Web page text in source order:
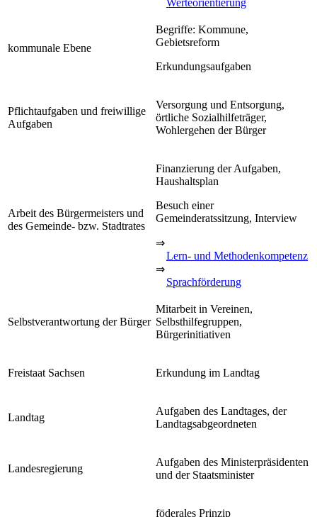
kommunale Ebene
Begriffe: Kommune,
Gebietsreform
Erkundungsaufgaben
Pflichtaufgaben und freiwillige
Aufgaben
Versorgung und Entsorgung,
örtliche Sozialhilfeträger,
Wohlergehen der Bürger
Arbeit des Bürgermeisters und
des Gemeinde- bzw. Stadtrates
Finanzierung der Aufgaben,
Haushaltsplan
Besuch einer
Gemeinderatssitzung, Interview
⇒
Lern- und Methodenkompetenz
⇒
Sprachförderung
Selbstverantwortung der Bürger
Mitarbeit in Vereinen,
Selbsthilfegruppen,
Bürgerinitiativen
Freistaat Sachsen Erkundung im Landtag
Landtag
Aufgaben des Landtages, der
Landtagsabgeordneten
Landesregierung
Aufgaben des Ministerpräsidenten
und der Staatsminister
föderales Prinzip